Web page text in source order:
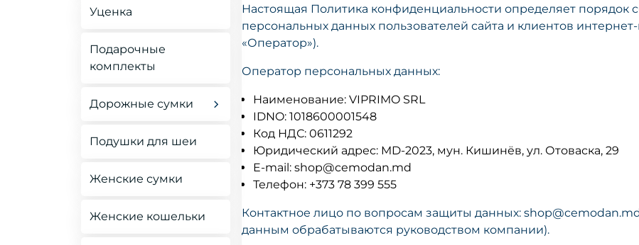
кладь S
40x30x20
M
Чемоданы Большие
Чемоданы Детские
Чемоданы
40x30x20
Большая Ручная
кладь
Уценка
Подарочные
комплекты
Дорожные сумки
HiSky 40x30x20
Сумки Ручная кладь
Подушки для шеи
Женские сумки
Женские кошельки
Настоящая Политика конфиденциальности определяет порядок
персональных данных пользователей сайта и клиентов
«Оператор»).
Оператор персональных данных:
Наименование: VIPRIMO SRL
IDNO: 1018600001548
Код НДС: 0611292
Юридический адрес: MD-2023, мун. Кишинёв, ул. Отоваска, 29
E-mail: shop@cemodan.md
Телефон: +373 78 399 555
Контактное лицо по вопросам защиты данных:
данным обрабатываются руководством компании).